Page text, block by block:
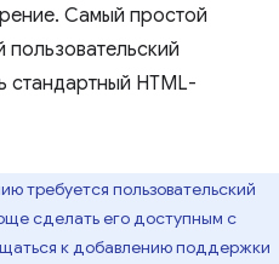
Самый простой
стандартный HTML-
требуется пользовательский
сделать его доступным с
к добавлению поддержки